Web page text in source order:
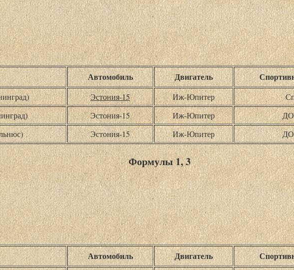
Автомобиль Двигатель
Эстония-15 Иж-Юпитер
Эстония-15 Иж-Юпитер
Эстония-15 Иж-Юпитер
Формулы 1, 3
Автомобиль Двигатель